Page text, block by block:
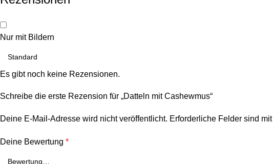
Nur mit Bildern
Es gibt noch keine Rezensionen.
Schreibe die erste Rezension für „Datteln mit Cashewmus“
Deine E-Mail-Adresse wird nicht veröffentlicht. Erforderliche Felder sind mit
Deine Bewertung *